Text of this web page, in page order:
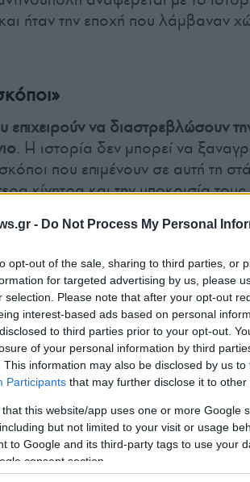
- Do Not Process My Personal
opt-out of the sale, sharing to third parties, or
for targeted advertising by us, please
selection. Please note that after your opt-out
interest-based ads based on personal
to third parties prior to your opt-out.
of your personal information by third
This information may also be disclosed by us
Participants that may further disclose it to other
that this website/app uses one or more Google
but not limited to your visit or usage
to Google and its third-party tags to use your
consent section.
ήταν την εποχή που λάμβαναν
επιχειρούν να διαστρεβλώσουν
. Η ιστορία δεν μπορεί να
που επιμένουν σε αυτή τη
κίνητρα και την υποκρισία
ιστορίας στο Μεγάλο
του Τούρκου ΥΠΕΞ, σε
by political charlatans to
cannot change the
on their mistakes are
as hypocrites.